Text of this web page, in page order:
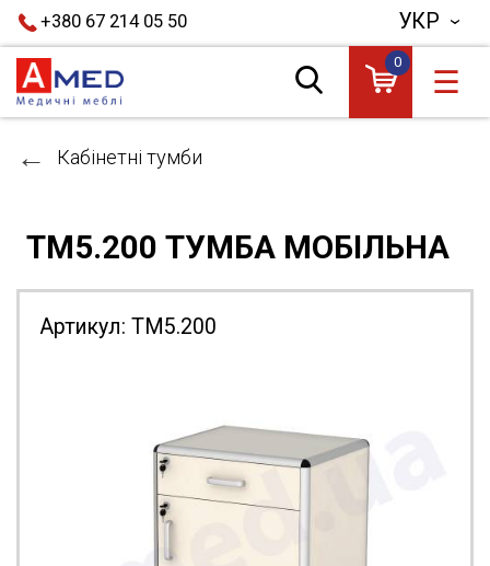
+380 67 214 05 50 УКР
0
☰
Кабінетні тумби
ТМ5.200 ТУМБА МОБІЛЬНА
Артикул: ТМ5.200